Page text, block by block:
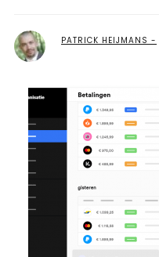
PATRICK HEIJMANS